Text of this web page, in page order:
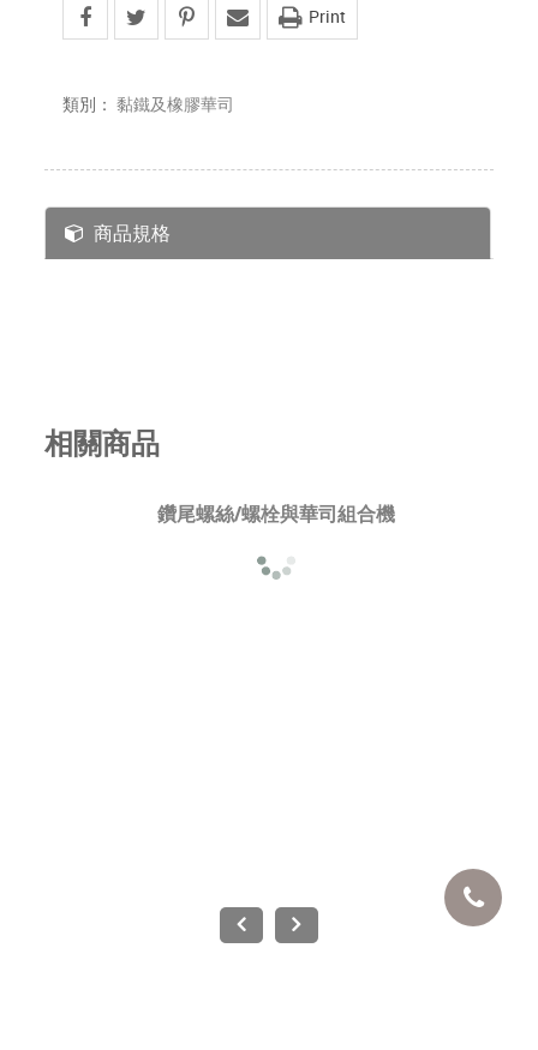
Print
類別：黏鐵及橡膠華司
商品規格
相關商品
鑽尾螺絲/螺栓與華司組合機